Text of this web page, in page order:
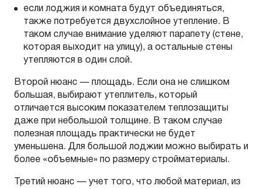
если лоджия и комната будут объединяться,
также потребуется двухслойное утепление. В
таком случае внимание уделяют парапету (стене,
которая выходит на улицу), а остальные стены
утепляются в один слой.
Второй нюанс — площадь. Если она не слишком
большая, выбирают утеплитель, который
отличается высоким показателем теплозащиты
даже при небольшой толщине. В таком случае
полезная площадь практически не будет
уменьшена. Для большой лоджии можно выбирать и
более «объемные» по размеру стройматериалы.
Третий нюанс — учет того, что любой материал, из